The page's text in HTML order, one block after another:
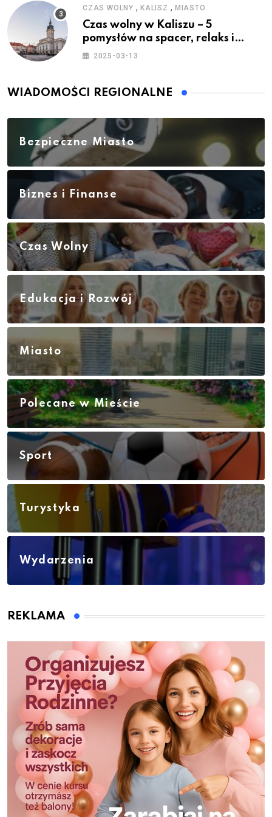
CZAS WOLNY , KALISZ , MIASTO
Czas wolny w Kaliszu – 5
pomysłów na spacer, relaks i
rodzinne atrakcje
2025-03-13
WIADOMOŚCI REGIONALNE
Bezpieczne Miasto
Biznes i Finanse
Czas Wolny
Edukacja i Rozwój
Miasto
Polecane w Mieście
Sport
Turystyka
Wydarzenia
REKLAMA